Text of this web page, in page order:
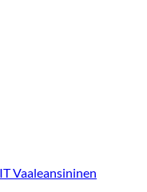
Vaaleansininen